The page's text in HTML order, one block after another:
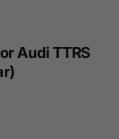
Audi TTRS